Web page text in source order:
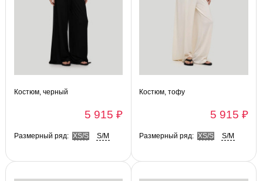
Костюм, черный
5 915 ₽
Размерный ряд: XS/S S/M
Костюм, тофу
5 915 ₽
Размерный ряд: XS/S S/M